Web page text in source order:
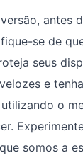
antes
se de
seus
e
o
somos a